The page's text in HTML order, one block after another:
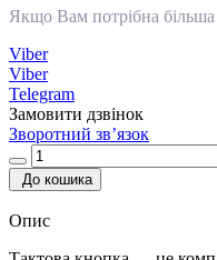
Якщо Вам потрібна більша
Viber
Viber
Telegram
Замовити дзвінок
Зворотний зв’язок
До кошика
Опис